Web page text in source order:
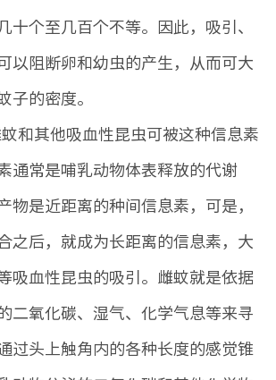
十个至几百个不等。因此，吸引、
以阻断卵和幼虫的产生，从而可大
子的密度。
和其他吸血性昆虫可被这种信息素
通常是哺乳动物体表释放的代谢
物是近距离的种间信息素，可是，
之后，就成为长距离的信息素，大
吸血性昆虫的吸引。雌蚊就是依据
二氧化碳、湿气、化学气息等来寻
过头上触角内的各种长度的感觉锥